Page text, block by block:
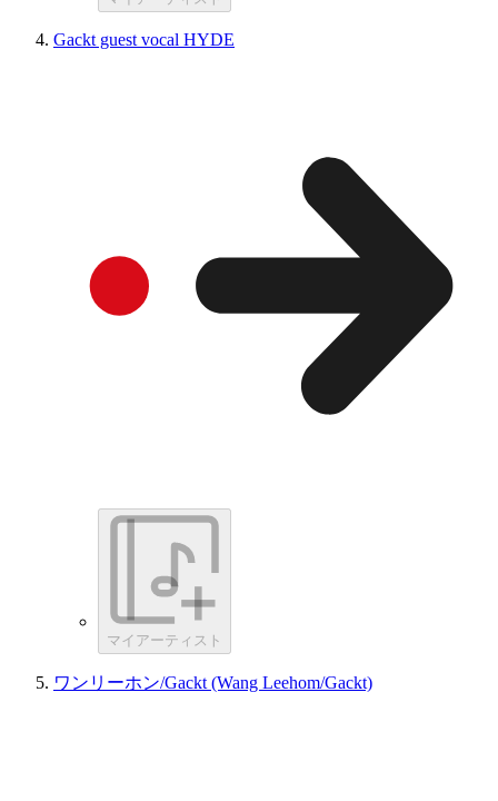
Gackt guest vocal HYDE
マイアーティスト
ワンリーホン/Gackt (Wang Leehom/Gackt)